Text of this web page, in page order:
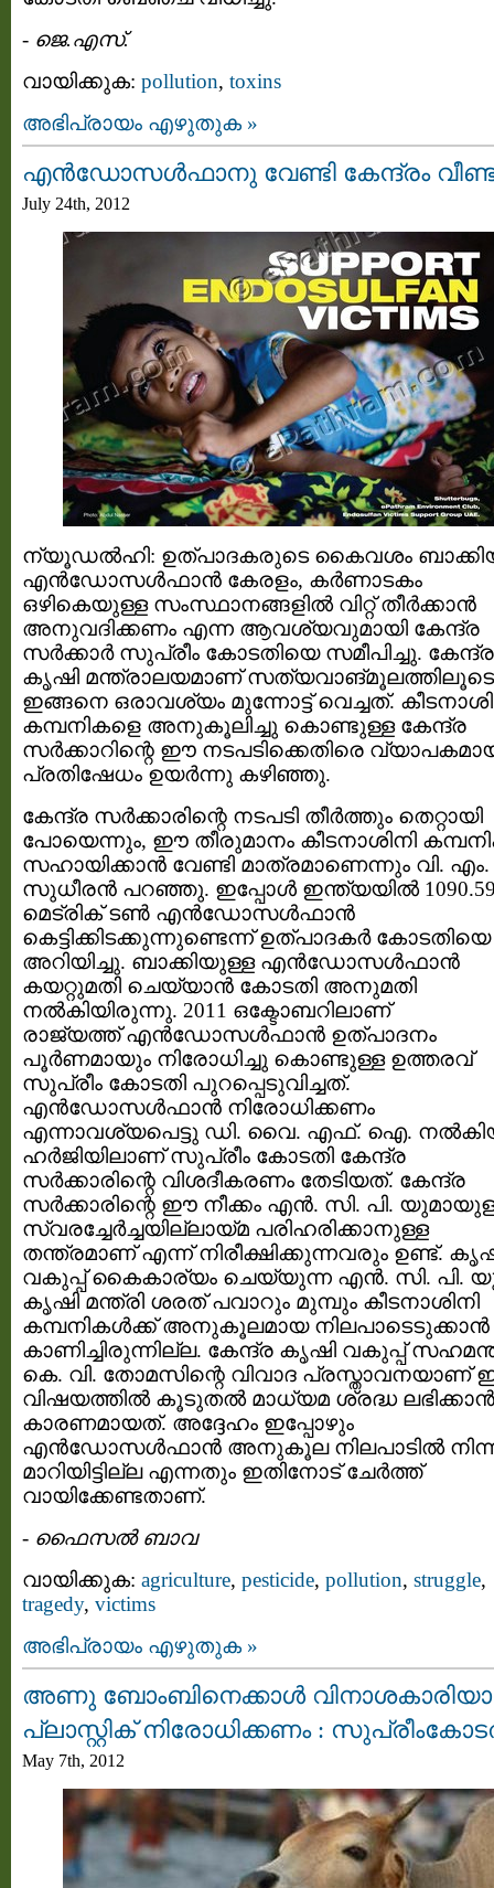
- ജെ.എസ്.
വായിക്കുക: pollution, toxins
അഭിപ്രായം എഴുതുക »
എന്‍ഡോസള്‍ഫാനു വേണ്ടി കേന്ദ്രം
July 24th, 2012
ന്യൂഡല്‍ഹി: ഉത്പാദകരുടെ കൈവശം
എന്‍ഡോസള്‍ഫാന്‍ കേരളം, കര്‍ണാടകം
ഒഴികെയുള്ള സംസ്ഥാനങ്ങളില്‍ വിറ്റ്‌ തീര്‍ക്കാന്‍
അനുവദിക്കണം എന്ന ആവശ്യവുമായി കേന്ദ്ര
സര്‍ക്കാര്‍ സുപ്രീം കോടതിയെ സമീപിച്ചു. കേന്ദ്ര
കൃഷി മന്ത്രാലയമാണ് സത്യവാങ്മൂലത്തിലൂടെ
ഇങ്ങനെ ഒരാവശ്യം മുന്നോട്ട് വെച്ചത്.
കമ്പനികളെ അനുകൂലിച്ചു കൊണ്ടുള്ള കേന്ദ്ര
സര്‍ക്കാറിന്റെ ഈ നടപടിക്കെതിരെ
പ്രതിഷേധം ഉയര്‍ന്നു കഴിഞ്ഞു.
കേന്ദ്ര സര്‍ക്കാരിന്റെ നടപടി തീര്‍ത്തും തെറ്റായി
പോയെന്നും, ഈ തീരുമാനം കീടനാശിനി
സഹായിക്കാന്‍ വേണ്ടി മാത്രമാണെന്നും വി. എം.
സുധീരന്‍ പറഞ്ഞു. ഇപ്പോള്‍ ഇന്ത്യയില്‍
മെട്രിക് ടണ്‍ എന്‍ഡോസള്‍ഫാന്‍
കെട്ടിക്കിടക്കുന്നുണ്ടെന്ന് ഉത്പാദകര്‍ കോടതിയെ
അറിയിച്ചു. ബാക്കിയുള്ള എന്‍ഡോസള്‍ഫാന്‍
കയറ്റുമതി ചെയ്യാന്‍ കോടതി അനുമതി
നല്‍കിയിരുന്നു. 2011 ഒക്ടോബറിലാണ്
രാജ്യത്ത്‌ എന്‍ഡോസള്‍ഫാന്‍ ഉത്പാദനം
പൂര്‍ണമായും നിരോധിച്ചു കൊണ്ടുള്ള ഉത്തരവ്‌
സുപ്രീം കോടതി പുറപ്പെടുവിച്ചത്‌.
എന്‍ഡോസള്‍ഫാന്‍ നിരോധിക്കണം
എന്നാവശ്യപെട്ടു ഡി. വൈ. എഫ്. ഐ.
ഹര്‍ജിയിലാണ് സുപ്രീം കോടതി കേന്ദ്ര
സര്‍ക്കാരിന്റെ വിശദീകരണം തേടിയത്‌. കേന്ദ്ര
സര്‍ക്കാരിന്റെ ഈ നീക്കം എൻ. സി. പി.
സ്വരച്ചേര്‍ച്ചയില്ലായ്മ പരിഹരിക്കാനുള്ള
തന്ത്രമാണ് എന്ന് നിരീക്ഷിക്കുന്നവരും ഉണ്ട്.
വകുപ്പ് കൈകാര്യം ചെയ്യുന്ന എൻ. സി. പി.
കൃഷി മന്ത്രി ശരത്‌ പവാറും മുമ്പും കീടനാശിനി
കമ്പനികള്‍ക്ക് അനുകൂലമായ നിലപാടെടുക്കാന്‍
കാണിച്ചിരുന്നില്ല. കേന്ദ്ര കൃഷി വകുപ്പ്‌
കെ. വി. തോമസിന്റെ വിവാദ പ്രസ്താവനയാണ്
വിഷയത്തില്‍ കൂടുതല്‍ മാധ്യമ ശ്രദ്ധ ലഭിക്കാന്‍
കാരണമായത്. അദ്ദേഹം ഇപ്പോഴും
എന്‍ഡോസള്‍ഫാന്‍ അനുകൂല നിലപാടില്‍
മാറിയിട്ടില്ല എന്നതും ഇതിനോട് ചേര്‍ത്ത്‌
വായിക്കേണ്ടതാണ്.
- ഫൈസല്‍ ബാവ
വായിക്കുക: agriculture, pesticide, pollution, struggle,
tragedy, victims
അഭിപ്രായം എഴുതുക »
അണു ബോംബിനെക്കാള്‍
പ്ലാസ്റ്റിക് നിരോധിക്കണം :
May 7th, 2012